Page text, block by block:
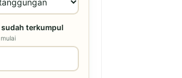
terkumpul